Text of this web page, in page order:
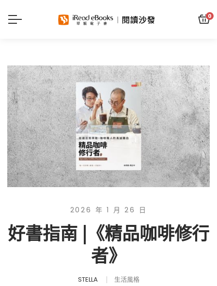
0
2026 年 1 月 26 日
好書指南 |《精品咖啡修行
者》
STELLA 生活風格